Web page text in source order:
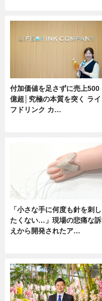
付加価値を足さずに売上500
億超│究極の本質を突く ライ
フドリンク カ…
「小さな手に何度も針を刺し
たくない…」現場の悲痛な訴
えから開発されたア…